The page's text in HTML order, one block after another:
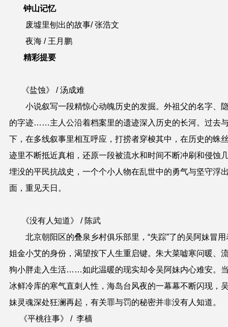
钟山记忆
废墟里刨出的故事/ 张浩文
夜海 / 王月鹏
精彩提要
《盐蚀》 / 汤成难
小说叙写一段精惊心动魄历史的发掘。外祖父的名字、
的字迹……主人公沿着档案里的遗迹深入历史的长河。过去
下，在多线叙事里相互呼应，打捞者穿梭其中，在历史的蛛
迹里不断抵近真相，还原一段被流水和时间不断冲刷和侵蚀
埋没的平民抗战史，一个个小人物在乱世中的勇气与坚守浮
面，重见天日。
《没有人知道》
/ 陈武
北京朝阳区的叠泉乡村俱乐部里，“失踪”了的吴阿妹冒用
姐金小艾的身份，渴望按下人生重启键。朱大菜嘘寒问暖、
狗小胖走入生活……如此温暖的现实却令吴阿妹内心难安。
冰鲜冷库的寒气直刺人性，海岛台风夜的一幕幕不断闪现，
妹灵魂深处狂澜再起，有关罪与罚的秘密并非没有人知道。
《平桃往事》 / 李樯